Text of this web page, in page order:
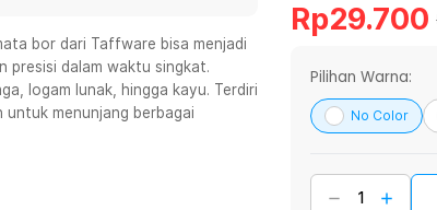
- 20:00), Sabtu - Minggu (08:00 - 20:00), Tutup pada Idul Fitri
Selengkapnya
bor dari Taffware bisa menjadi
presisi dalam waktu singkat.
logam lunak, hingga kayu. Terdiri
menunjang berbagai
Rp29.700
Pilihan Warna:
No Color